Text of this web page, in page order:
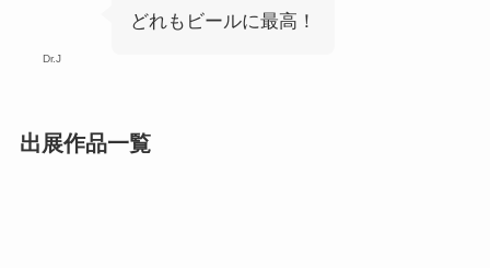
Dr.J
どれもビールに最高！
出展作品一覧